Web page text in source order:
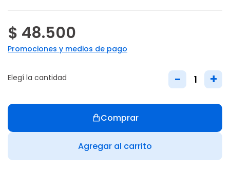
$ 48.500
Promociones y medios de pago
Elegí la cantidad - +
Agregar al carrito
Comprar